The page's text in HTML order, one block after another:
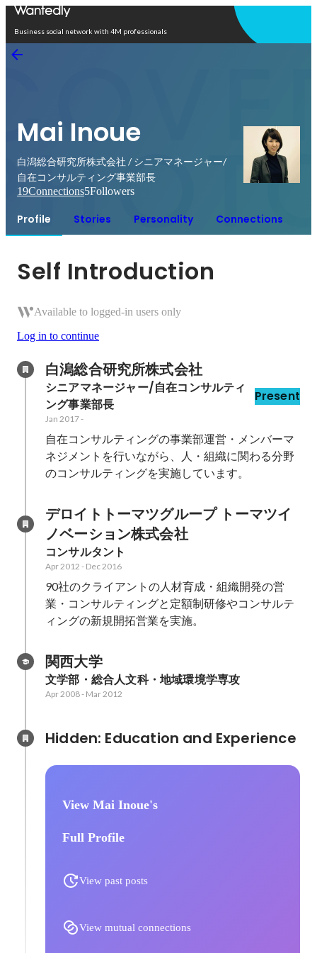
Business social network with 4M professionals
Mai Inoue
白潟総合研究所株式会社 / シニアマネージャー/
自在コンサルティング事業部長
19Connections5Followers
Profile Stories Personality Connections
Self Introduction
Available to logged-in users only
Log in to continue
白潟総合研究所株式会社
シニアマネージャー/自在コンサルティ
ング事業部長
Present
Jan 2017-
自在コンサルティングの事業部運営・メンバーマ
ネジメントを行いながら、人・組織に関わる分野
のコンサルティングを実施しています。
デロイトトーマツグループ トーマツイ
ノベーション株式会社
コンサルタント
Apr 2012 - Dec 2016
90社のクライアントの人材育成・組織開発の営
業・コンサルティングと定額制研修やコンサルテ
ィングの新規開拓営業を実施。
関西大学
文学部・総合人文科・地域環境学専攻
Apr 2008- Mar 2012
View Mai Inoue's
Full Profile
View past posts
View mutual connections